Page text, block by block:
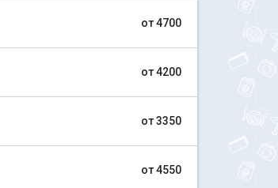
от 4700
от 4200
от 3350
от 4550